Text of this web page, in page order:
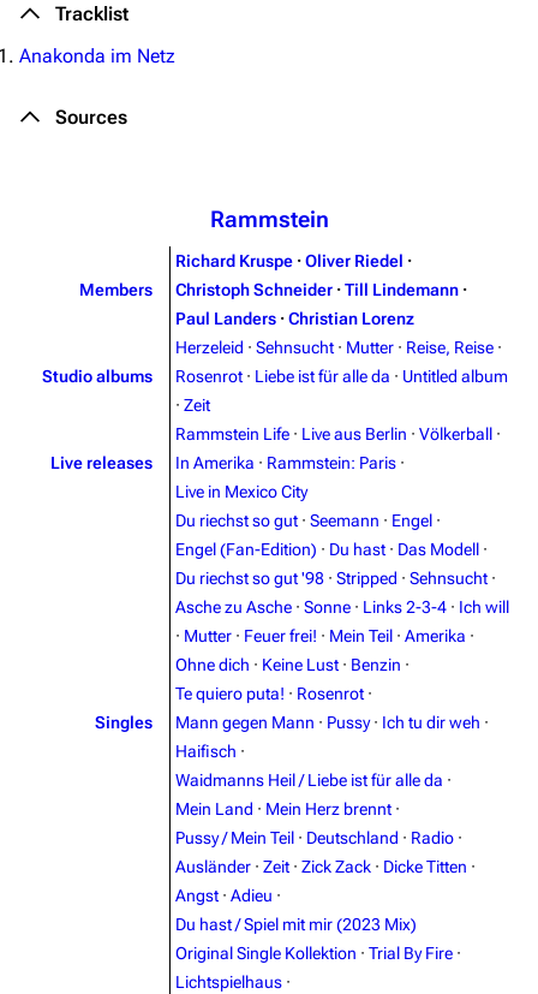
3.4K 12
Navigation
Random page
Rammstein
Information
Discography
Videography
Song list
Tour dates
Merchandise
Discography
Lindemann
Information
Discography
Tracklist
Anakonda im Netz
Sources
Rammstein
Members
Richard Kruspe · Oliver Riedel ·
Christoph Schneider · Till Lindemann ·
Paul Landers · Christian Lorenz
Studio albums
Herzeleid · Sehnsucht · Mutter · Reise, Reise ·
Rosenrot · Liebe ist für alle da · Untitled album
· Zeit
Live releases
Rammstein Life · Live aus Berlin · Völkerball ·
In Amerika · Rammstein: Paris ·
Live in Mexico City
Singles
Du riechst so gut · Seemann · Engel ·
Engel (Fan-Edition) · Du hast · Das Modell ·
Du riechst so gut '98 · Stripped · Sehnsucht ·
Asche zu Asche · Sonne · Links 2-3-4 · Ich will
· Mutter · Feuer frei! · Mein Teil · Amerika ·
Ohne dich · Keine Lust · Benzin ·
Te quiero puta! · Rosenrot ·
Mann gegen Mann · Pussy · Ich tu dir weh ·
Haifisch ·
Waidmanns Heil / Liebe ist für alle da ·
Mein Land · Mein Herz brennt ·
Pussy / Mein Teil · Deutschland · Radio ·
Ausländer · Zeit · Zick Zack · Dicke Titten ·
Angst · Adieu ·
Du hast / Spiel mit mir (2023 Mix)
Original Single Kollektion · Trial By Fire ·
Lichtspielhaus ·